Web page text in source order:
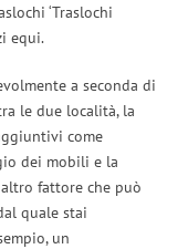
‘Traslochi
equi.
a seconda di
le due località, la
come
dei mobili e la
fattore che può
quale stai
un